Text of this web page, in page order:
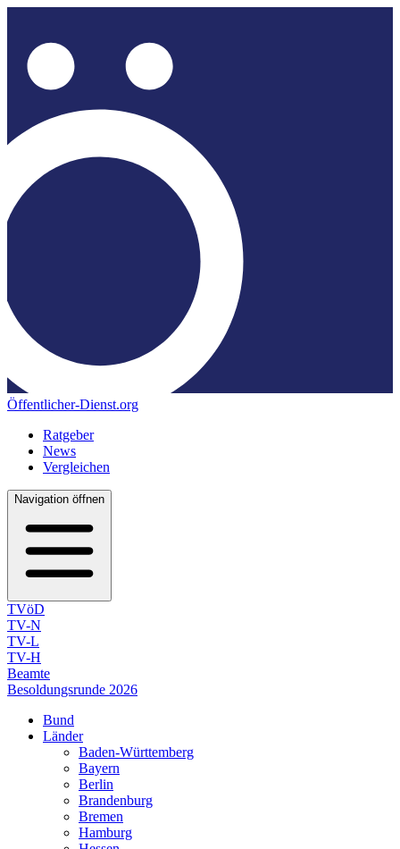
Öffentlicher-Dienst.org
Ratgeber
News
Vergleichen
Navigation öffnen
TVöD
TV-N
TV-L
TV-H
Beamte
Besoldungsrunde 2026
Bund
Länder
Baden-Württemberg
Bayern
Berlin
Brandenburg
Bremen
Hamburg